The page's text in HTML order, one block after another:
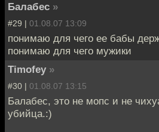
Балабес »
#29 | 01.08.07 13:09
понимаю для чего ее бабы
понимаю для чего мужики
Timofey »
#30 | 01.08.07 13:15
Балабес, это не мопс и не
убийца.:)